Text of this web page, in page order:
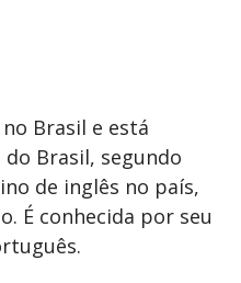
Brasil e está
Brasil, segundo
de inglês no país,
É conhecida por seu